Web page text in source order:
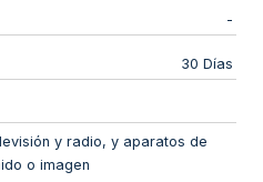
-
30 Días
y radio, y aparatos de
o imagen